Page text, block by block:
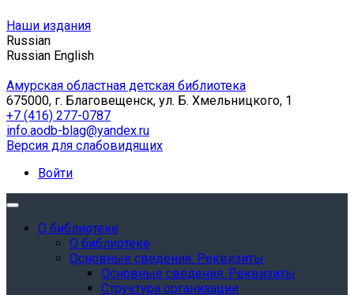
Наши издания
Russian
Russian English
Амурская областная детская библиотека
675000, г. Благовещенск, ул. Б. Хмельницкого, 1
+7 (416) 277-0787
info.aodb-blag@yandex.ru
Версия для слабовидящих
Войти
О библиотеке
О библиотеке
Основные сведения. Реквизиты
Основные сведения. Реквизиты
Структура организации